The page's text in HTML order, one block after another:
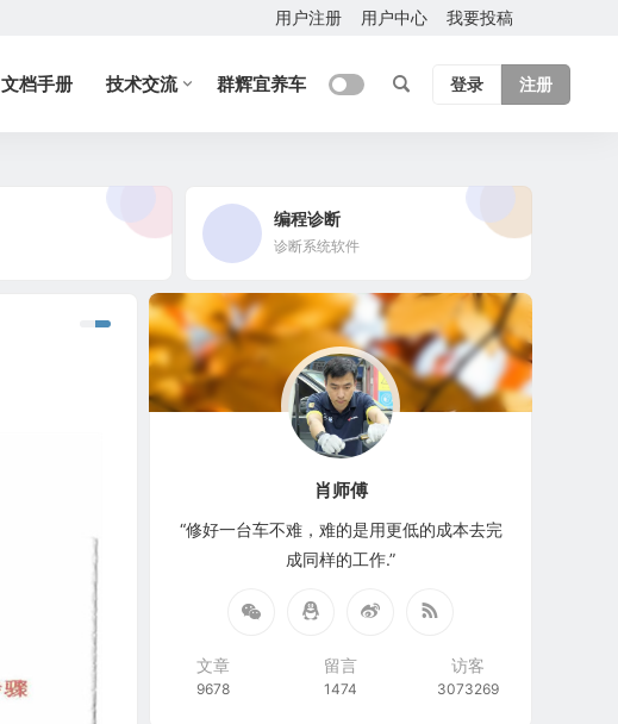
用户注册 用户中心 我要投稿
文档手册 技术交流 群辉宜养车 登录 注册
编程诊断
诊断系统软件
肖师傅
“修好一台车不难，难的是用更低的成本去完
成同样的工作.”
文章
9678
留言
1474
访客
3073269